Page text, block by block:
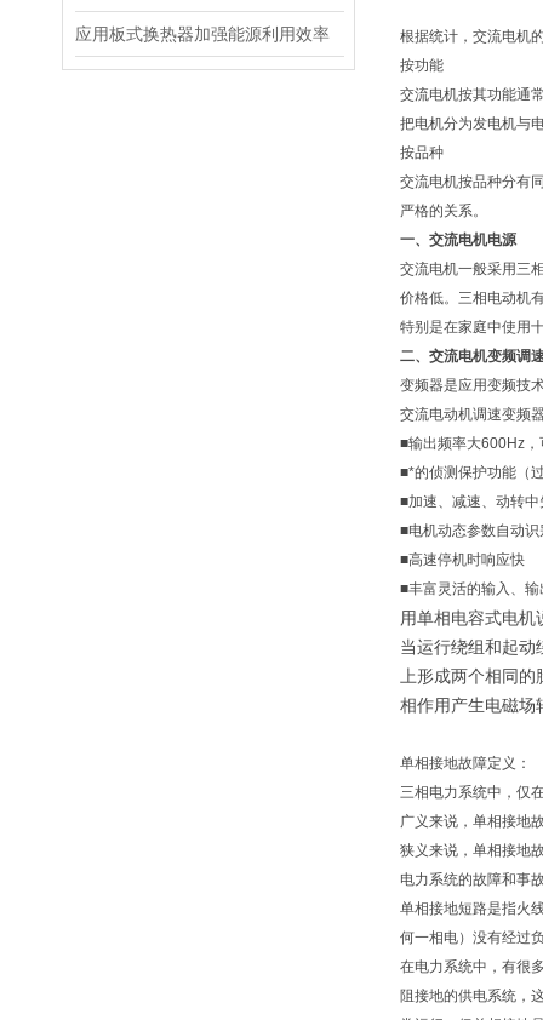
应用板式换热器加强能源利用效率
根据统计，交流电机
按功能
交流电机按其功能通
把电机分为发电机与
按品种
交流电机按品种分有
严格的关系。
一、交流电机电源
交流电机一般采用三
价格低。三相电动机
特别是在家庭中使用
二、交流电机变频调
变频器是应用变频技
交流电动机调速变频
■输出频率大600Hz
■*的侦测保护功能（
■加速、减速、动转
■电机动态参数自动
■高速停机时响应快
■丰富灵活的输入、
用单相电容式电
当运行绕组和起动
上形成两个相同
相作用产生电磁场
单相接地故障定义：
三相电力系统中，仅
广义来说，单相接地
狭义来说，单相接地
电力系统的故障和事
单相接地短路是指火
何一相电）没有经过
在电力系统中，有很
阻接地的供电系统，